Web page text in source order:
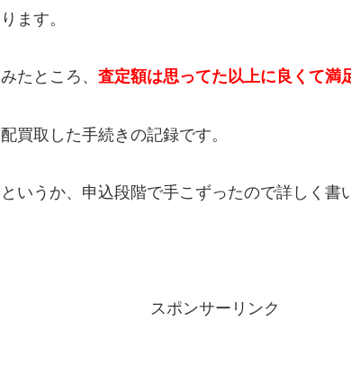
ます。
たところ、 査定額は思ってた以上に良くて満
買取した手続きの記録です。
いうか、申込段階で手こずったので詳しく書
スポンサーリンク